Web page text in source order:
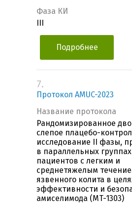
Фаза КИ
Подробнее
7.
Протокол AMUC-2023
Название протокола
Рандомизированное
слепое плацебо-
исследование II фазы,
в параллельных группах
пациентов с легким и
среднетяжелым
язвенного колита в
эффективности и
амиселимода (MT-1303)